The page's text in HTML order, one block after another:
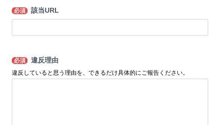
必須 該当URL
必須 違反理由
違反していると思う理由を、できるだけ具体的にご報告ください。